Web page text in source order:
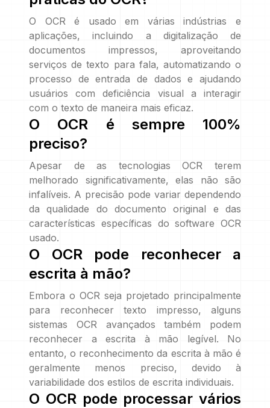
O OCR é usado em várias indústrias e
aplicações, incluindo a digitalização de
documentos impressos, aproveitando
serviços de texto para fala, automatizando o
processo de entrada de dados e ajudando
usuários com deficiência visual a interagir
com o texto de maneira mais eficaz.
O OCR é sempre 100%
preciso?
Apesar de as tecnologias OCR terem
melhorado significativamente, elas não são
infalíveis. A precisão pode variar dependendo
da qualidade do documento original e das
características específicas do software OCR
usado.
O OCR pode reconhecer a
escrita à mão?
Embora o OCR seja projetado principalmente
para reconhecer texto impresso, alguns
sistemas OCR avançados também podem
reconhecer a escrita à mão legível. No
entanto, o reconhecimento da escrita à mão é
geralmente menos preciso, devido à
variabilidade dos estilos de escrita individuais.
O OCR pode processar vários